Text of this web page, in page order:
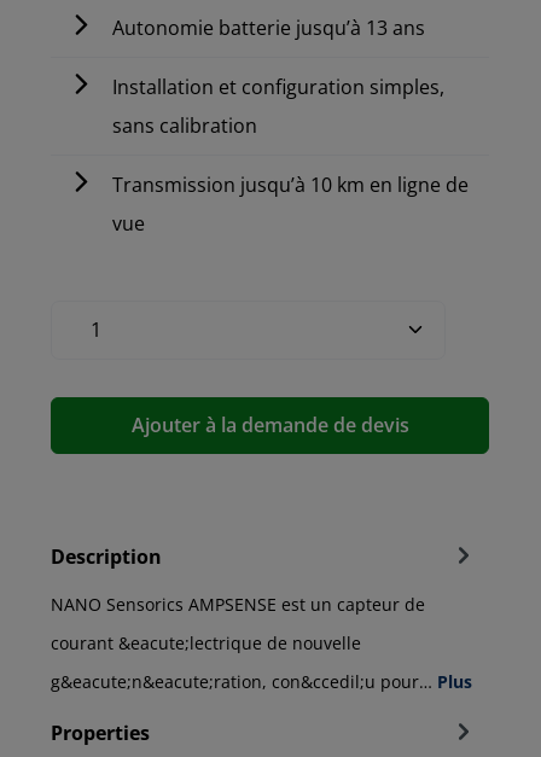
Autonomie batterie jusqu’à 13 ans
Installation et configuration simples,
sans calibration
Transmission jusqu’à 10 km en ligne de
vue
Ajouter à la demande de devis
Description
NANO Sensorics AMPSENSE est un capteur de
courant &eacute;lectrique de nouvelle
g&eacute;n&eacute;ration, con&ccedil;u pour… Plus
Properties